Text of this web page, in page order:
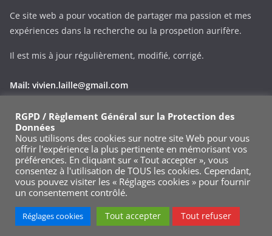
Ce site web a pour vocation de partager ma passion et mes
expériences dans la recherche ou la prospetion aurifère.
Il est mis à jour régulièrement, modifié, corrigé.
Mail: vivien.laille@gmail.com
+33 (0)695343545
Via le formulaire de contact
Copyright © 2026 Goldsnoop.com. Tous droits réservés.
ThemeColorMag par ThemeGrill. Propulsé parWordPress
RGPD / Règlement Général sur la Protection des
Données
Nous utilisons des cookies sur notre site Web pour vous
offrir l'expérience la plus pertinente en mémorisant vos
préférences. En cliquant sur « Tout accepter », vous
consentez à l'utilisation de TOUS les cookies. Cependant,
vous pouvez visiter les « Réglages cookies » pour fournir
un consentement contrôlé.
Réglages cookies Tout accepter Tout refuser